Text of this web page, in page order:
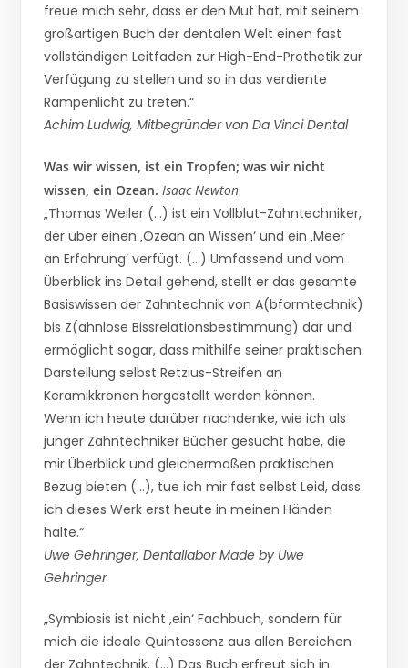
freue mich sehr, dass er den Mut hat, mit seinem
großartigen Buch der dentalen Welt einen fast
vollständigen Leitfaden zur High-End-Prothetik zur
Verfügung zu stellen und so in das verdiente
Rampenlicht zu treten.“
Achim Ludwig, Mitbegründer von Da Vinci Dental
Was wir wissen, ist ein Tropfen; was wir nicht
wissen, ein Ozean. Isaac Newton
„Thomas Weiler (…) ist ein Vollblut-Zahntechniker,
der über einen ‚Ozean an Wissen‘ und ein ‚Meer
an Erfahrung‘ verfügt. (…) Umfassend und vom
Überblick ins Detail gehend, stellt er das gesamte
Basiswissen der Zahntechnik von A(bformtechnik)
bis Z(ahnlose Bissrelationsbestimmung) dar und
ermöglicht sogar, dass mithilfe seiner praktischen
Darstellung selbst Retzius-Streifen an
Keramikkronen hergestellt werden können.
Wenn ich heute darüber nachdenke, wie ich als
junger Zahntechniker Bücher gesucht habe, die
mir Überblick und gleichermaßen praktischen
Bezug bieten (…), tue ich mir fast selbst Leid, dass
ich dieses Werk erst heute in meinen Händen
halte.“
Uwe Gehringer, Dentallabor Made by Uwe
Gehringer
„Symbiosis ist nicht ‚ein‘ Fachbuch, sondern für
mich die ideale Quintessenz aus allen Bereichen
der Zahntechnik. (…) Das Buch erfreut sich in